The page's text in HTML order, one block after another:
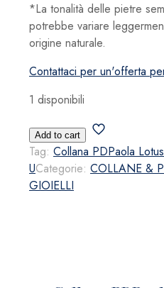
*La tonalità delle pietre
potrebbe variare
origine naturale.
Contattaci per un'offerta
1 disponibili
Collana
PDPaola
Lotus
CO01-
951-
Add to cart
Tag: Collana PDPaola
UCategorie: COLLANE &
GIOIELLI